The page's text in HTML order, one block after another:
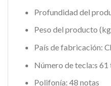
Profundidad del
Peso del producto
País de fabricación:
Número de tecla:s 61
Polifonía: 48 notas